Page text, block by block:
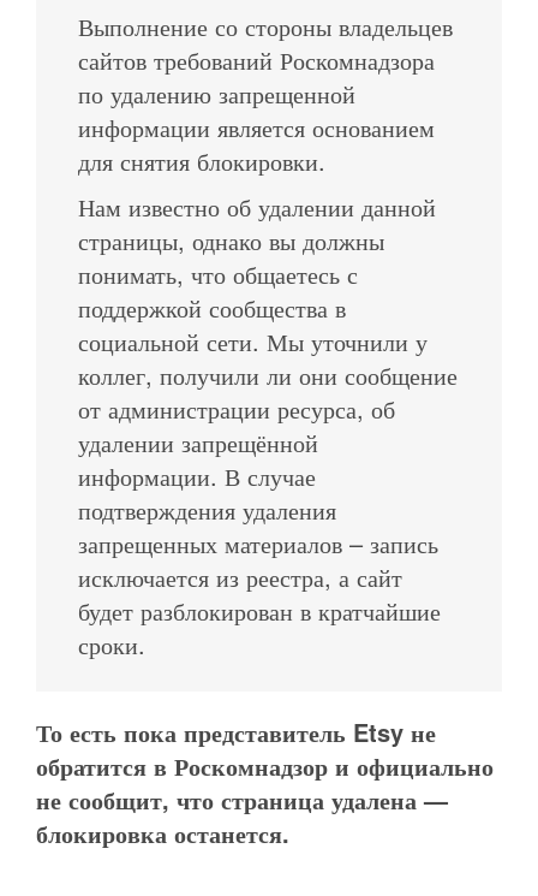
Выполнение со стороны владельцев
сайтов требований Роскомнадзора
по удалению запрещенной
информации является основанием
для снятия блокировки.
Нам известно об удалении данной
страницы, однако вы должны
понимать, что общаетесь с
поддержкой сообщества в
социальной сети. Мы уточнили у
коллег, получили ли они сообщение
от администрации ресурса, об
удалении запрещённой
информации. В случае
подтверждения удаления
запрещенных материалов – запись
исключается из реестра, а сайт
будет разблокирован в кратчайшие
сроки.
То есть пока представитель Etsy не
обратится в Роскомнадзор и официально
не сообщит, что страница удалена —
блокировка останется.